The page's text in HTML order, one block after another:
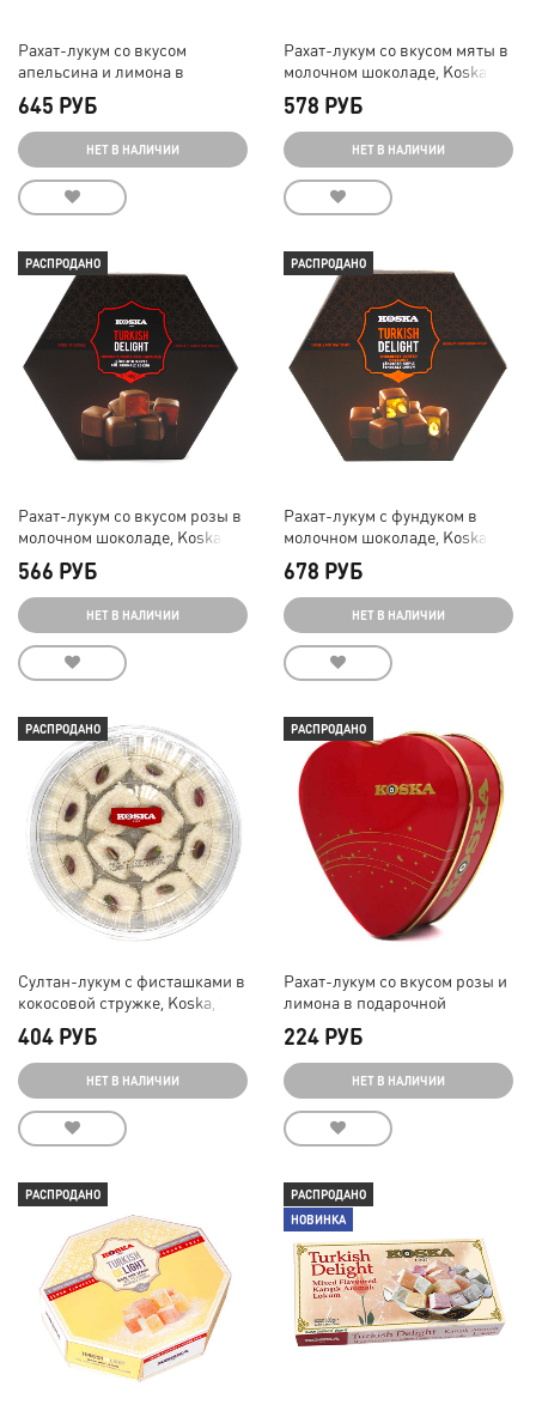
Рахат-лукум со вкусом
апельсина и лимона в
молочном шоколаде, Koska,
140 г
645 РУБ
НЕТ В НАЛИЧИИ
Рахат-лукум со вкусом мяты в
молочном шоколаде, Koska,
140 г
578 РУБ
НЕТ В НАЛИЧИИ
РАСПРОДАНО
Рахат-лукум со вкусом розы в
молочном шоколаде, Koska,
140 г
566 РУБ
НЕТ В НАЛИЧИИ
РАСПРОДАНО
Рахат-лукум с фундуком в
молочном шоколаде, Koska,
140 г
678 РУБ
НЕТ В НАЛИЧИИ
РАСПРОДАНО
Султан-лукум с фисташками в
кокосовой стружке, Koska, 250
404 РУБ
НЕТ В НАЛИЧИИ
РАСПРОДАНО
Рахат-лукум со вкусом розы и
лимона в подарочной
г
224 РУБ
НЕТ В НАЛИЧИИ
РАСПРОДАНО
РАСПРОДАНО
НОВИНКА